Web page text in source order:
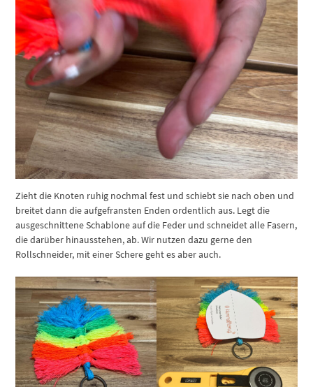
Zieht die Knoten ruhig nochmal fest und schiebt sie nach oben und
breitet dann die aufgefransten Enden ordentlich aus. Legt die
ausgeschnittene Schablone auf die Feder und schneidet alle Fasern,
die darüber hinausstehen, ab. Wir nutzen dazu gerne den
Rollschneider, mit einer Schere geht es aber auch.